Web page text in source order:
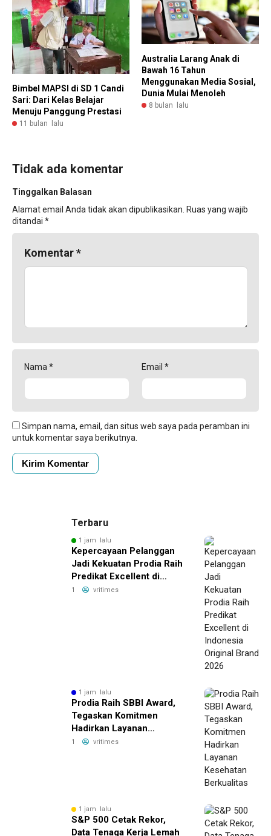
Bimbel MAPSI di SD 1 Candi
Sari: Dari Kelas Belajar
Menuju Panggung Prestasi
11 bulan lalu
Australia Larang Anak di
Bawah 16 Tahun
Menggunakan Media Sosial,
Dunia Mulai Menoleh
8 bulan lalu
Tidak ada komentar
Tinggalkan Balasan
Alamat email Anda tidak akan dipublikasikan. Ruas yang wajib
ditandai *
Komentar*
Nama* Email *
Simpan nama, email, dan situs web saya pada peramban ini
untuk komentar saya berikutnya.
Terbaru
1 jam lalu
Kepercayaan Pelanggan
Jadi Kekuatan Prodia Raih
Predikat Excellent di
Indonesia Original Brand
1 vritimes
1 jam lalu
Prodia Raih SBBI Award,
Tegaskan Komitmen
Hadirkan Layanan
Kesehatan Berkualitas
1 vritimes
1 jam lalu
S&P 500 Cetak Rekor,
Data Tenaga Kerja Lemah